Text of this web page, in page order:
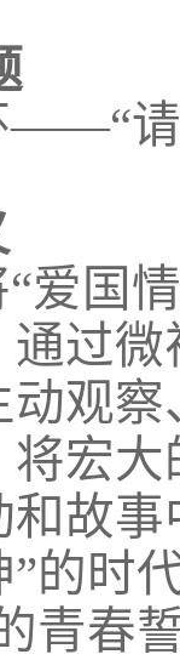
——“请
爱国
过
观
宏大
故
的时
青春